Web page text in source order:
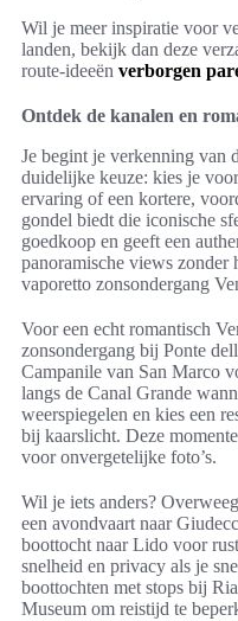
Wil je meer inspiratie voor
landen, bekijk dan deze
route-ideeën verborgen
Ontdek de kanalen en
Je begint je verkenning van
duidelijke keuze: kies je
ervaring of een kortere,
gondel biedt die iconische
goedkoop en geeft een
panoramische views zonder
vaporetto zonsondergang
Voor een echt romantisch
zonsondergang bij Ponte
Campanile van San Marco
langs de Canal Grande
weerspiegelen en kies een
bij kaarslicht. Deze
voor onvergetelijke foto’s.
Wil je iets anders?
een avondvaart naar
boottocht naar Lido voor
snelheid en privacy als je
boottochten met stops bij
Museum om reistijd te